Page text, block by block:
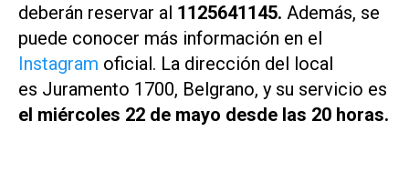
deberán reservar al 1125641145. Además, se
puede conocer más información en el
Instagram oficial. La dirección del local
es Juramento 1700, Belgrano, y su servicio es
el miércoles 22 de mayo desde las 20 horas.